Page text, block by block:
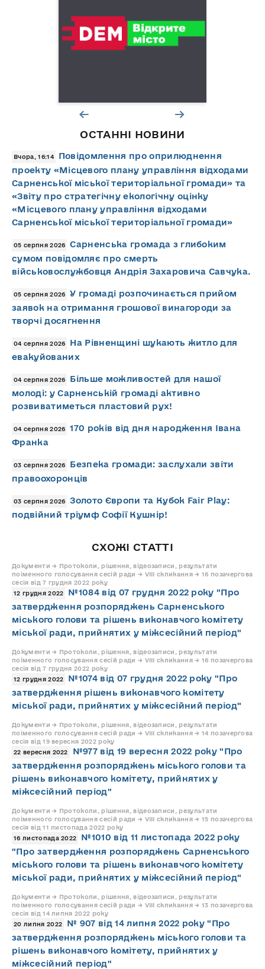
ОСТАННІ НОВИНИ
Вчора, 16:14
Повідомлення про оприлюднення
проекту «Місцевого плану управління відходами
Сарненської міської територіальної громади» та
«Звіту про стратегічну екологічну оцінку
«Місцевого плану управління відходами
Сарненської міської територіальної громади»
05 серпня 2026
Сарненська громада з глибоким
сумом повідомляє про смерть
військовослужбовця Андрія Захаровича Савчука.
05 серпня 2026
У громаді розпочинається прийом
заявок на отримання грошової винагороди за
творчі досягнення
04 серпня 2026
На Рівненщині шукають житло для
евакуйованих
04 серпня 2026
Більше можливостей для нашої
молоді: у Сарненській громаді активно
розвиватиметься пластовий рух!
04 серпня 2026
170 років від дня народження Івана
Франка
03 серпня 2026
Безпека громади: заслухали звіти
правоохоронців
03 серпня 2026
Золото Європи та Кубок Fair Play:
подвійний тріумф Софії Кушнір!
СХОЖІ СТАТТІ
Документи → Протоколи, рішення, відеозаписи, результати
поіменного голосування сесій ради → VIII скликання → 16 позачергова
сесія від 7 грудня 2022 року
12 грудня 2022
№1084 від 07 грудня 2022 року "Про
затвердження розпоряджень Сарненського
міського голови та рішень виконавчого комітету
міської ради, прийнятих у міжсесійний період"
Документи → Протоколи, рішення, відеозаписи, результати
поіменного голосування сесій ради → VIII скликання → 16 позачергова
сесія від 7 грудня 2022 року
12 грудня 2022
№1074 від 07 грудня 2022 року "Про
затвердження рішень виконавчого комітету
міської ради, прийнятих у міжсесійний період"
Документи → Протоколи, рішення, відеозаписи, результати
поіменного голосування сесій ради → VIII скликання → 14 позачергова
сесія від 19 вересня 2022 року
22 вересня 2022
№977 від 19 вересня 2022 року "Про
затвердження розпоряджень міського голови та
рішень виконавчого комітету, прийнятих у
міжсесійний період"
Документи → Протоколи, рішення, відеозаписи, результати
поіменного голосування сесій ради → VIII скликання → 15 позачергова
сесія від 11 листопада 2022 року
16 листопада 2022
№1010 від 11 листопада 2022 року
"Про затвердження розпоряджень Сарненського
міського голови та рішень виконавчого комітету
міської ради, прийнятих у міжсесійний період"
Документи → Протоколи, рішення, відеозаписи, результати
поіменного голосування сесій ради → VIII скликання → 13 позачергова
сесія від 14 липня 2022 року
20 липня 2022
№ 907 від 14 липня 2022 року "Про
затвердження розпоряджень міського голови та
рішень виконавчого комітету, прийнятих у
міжсесійний період"